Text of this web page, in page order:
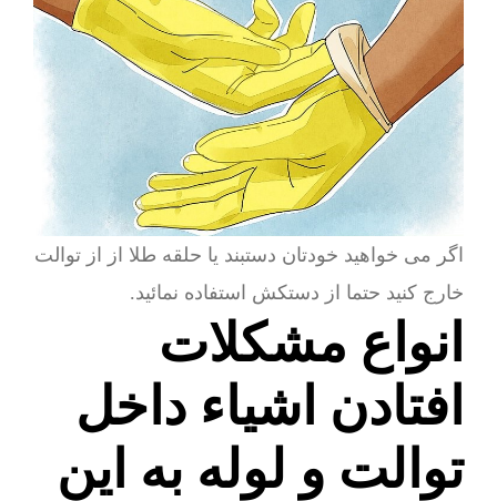
اگر می خواهید خودتان دستبند یا حلقه طلا از از توالت
خارج کنید حتما از دستکش استفاده نمائید.
انواع مشکلات
افتادن اشیاء داخل
توالت و لوله به این